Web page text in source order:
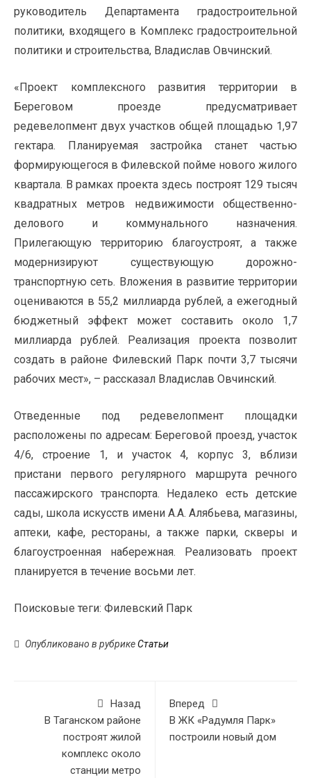
руководитель Департамента градостроительной
политики, входящего в Комплекс градостроительной
политики и строительства, Владислав Овчинский.
«Проект комплексного развития территории в
Береговом проезде предусматривает
редевелопмент двух участков общей площадью 1,97
гектара. Планируемая застройка станет частью
формирующегося в Филевской пойме нового жилого
квартала. В рамках проекта здесь построят 129 тысяч
квадратных метров недвижимости общественно-
делового и коммунального назначения.
Прилегающую территорию благоустроят, а также
модернизируют существующую дорожно-
транспортную сеть. Вложения в развитие территории
оцениваются в 55,2 миллиарда рублей, а ежегодный
бюджетный эффект может составить около 1,7
миллиарда рублей. Реализация проекта позволит
создать в районе Филевский Парк почти 3,7 тысячи
рабочих мест», – рассказал Владислав Овчинский.
Отведенные под редевелопмент площадки
расположены по адресам: Береговой проезд, участок
4/6, строение 1, и участок 4, корпус 3, вблизи
пристани первого регулярного маршрута речного
пассажирского транспорта. Недалеко есть детские
сады, школа искусств имени А.А. Алябьева, магазины,
аптеки, кафе, рестораны, а также парки, скверы и
благоустроенная набережная. Реализовать проект
планируется в течение восьми лет.
Поисковые теги: Филевский Парк
Опубликовано в рубрикеСтатьи
Назад
В Таганском районе
построят жилой
комплекс около
станции метро
Вперед
В ЖК «Радумля Парк»
построили новый дом